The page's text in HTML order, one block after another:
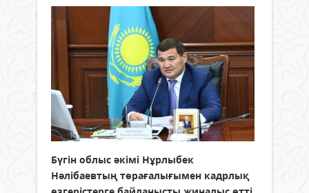
Бүгін облыс әкімі Нұрлыбек
Нәлібаевтың төрағалығымен кадрлық